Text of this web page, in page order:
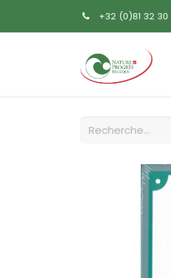
+32 (0)81 32 30